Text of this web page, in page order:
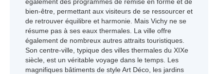
bien-être, permettant aux visiteurs de se ressourcer et
de retrouver équilibre et harmonie. Mais Vichy ne se
résume pas à ses eaux thermales. La ville offre
également de nombreux autres attraits touristiques.
Son centre-ville, typique des villes thermales du XIXe
siècle, est un véritable voyage dans le temps. Les
magnifiques bâtiments de style Art Déco, les jardins